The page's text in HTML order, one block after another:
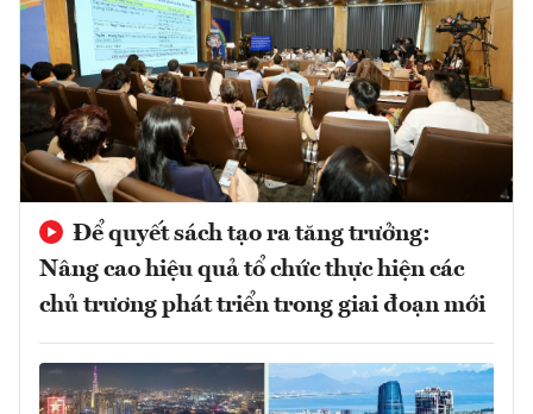
Để quyết sách tạo ra tăng trưởng:
Nâng cao hiệu quả tổ chức thực hiện các
chủ trương phát triển trong giai đoạn mới